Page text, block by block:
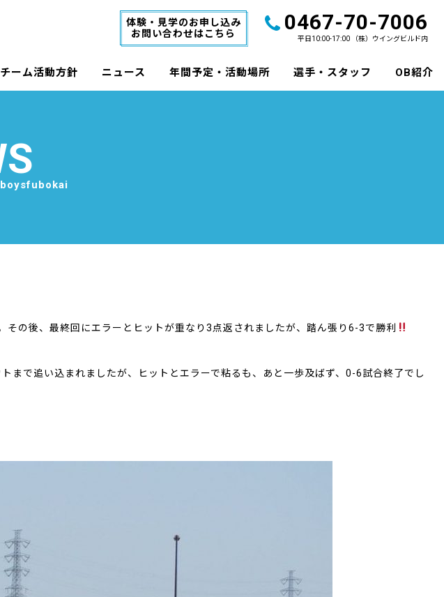
体験・見学のお申し込み
お問い合わせはこちら
0467-70-7006
平日10:00-17:00 （株）ウイングビルド内
チーム活動方針 ニュース 年間予定・活動場所 選手・スタッフ OB紹介
の後、最終回にエラーとヒットが重なり3点返されましたが、踏ん張り6-3で勝利
で追い込まれましたが、ヒットとエラーで粘るも、あと一歩及ばず、0-6試合終了でし